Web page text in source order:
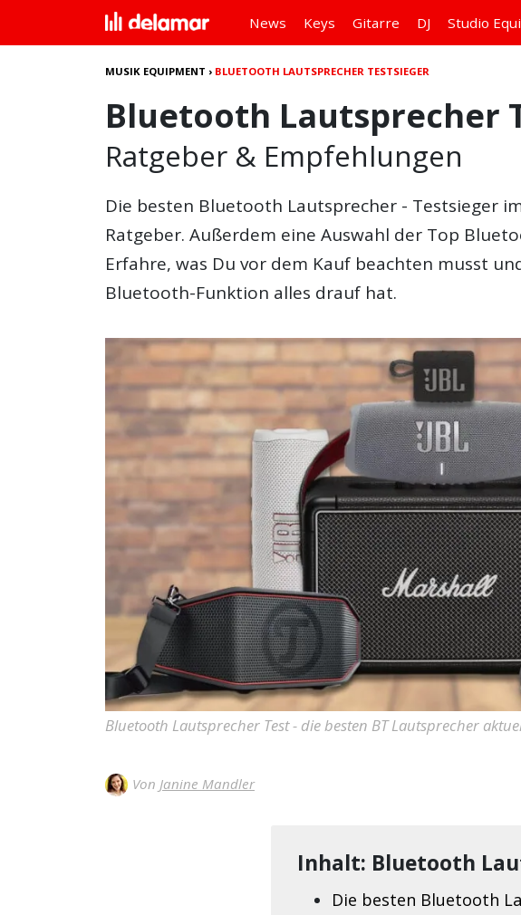
News Keys Gitarre DJ Studio
MUSIK EQUIPMENT › BLUETOOTH LAUTSPRECHER TESTSIEGER
Bluetooth Lautsprecher
Ratgeber & Empfehlungen
Die besten Bluetooth Lautsprecher - Testsieger
Ratgeber. Außerdem eine Auswahl der Top
Erfahre, was Du vor dem Kauf beachten musst
Bluetooth-Funktion alles drauf hat.
Bluetooth Lautsprecher Test - die besten BT Lautsprecher
Von Janine Mandler
Inhalt: Bluetooth
Die besten Bluetooth